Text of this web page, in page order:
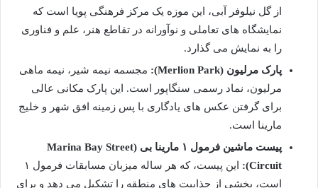
از گل نیلوفر آبی، این موزه یک مرکز فرهنگی پویا است که
نمایشگاه های تعاملی و نوآورانه در تقاطع هنر، علم و فناوری
را به نمایش می گذارد.
پارک مرلیون (Merlion Park):
مجسمه نیمه شیر، نیمه ماهی
مرلیون، نماد رسمی سنگاپور است. این پارک مکانی عالی
برای گرفتن عکس های یادگاری با پس زمینه افق شهر و خلیج
مارینا است.
پیست ماشین فرمول ۱ مارینا بی (Marina Bay Street
Circuit):
این پیست، که هر ساله میزبان مسابقات فرمول ۱
است، بخشی از جذابیت های منطقه را تشکیل می دهد و برای